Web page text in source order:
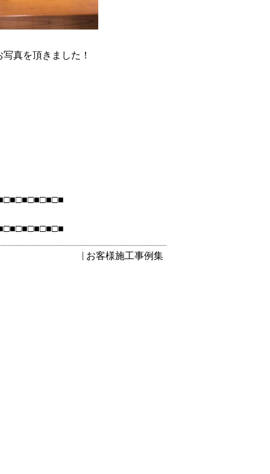
真を頂きました！
お客様施工事例集